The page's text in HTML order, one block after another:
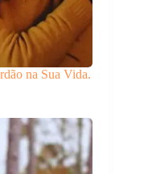
na Sua Vida.